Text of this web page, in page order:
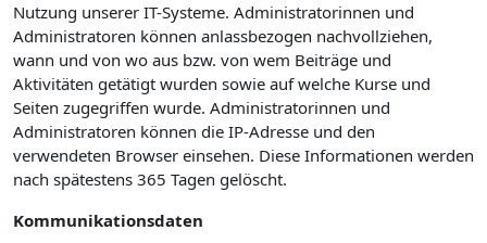
Nutzung unserer IT-Systeme. Administratorinnen und
Administratoren können anlassbezogen nachvollziehen,
wann und von wo aus bzw. von wem Beiträge und
Aktivitäten getätigt wurden sowie auf welche Kurse und
Seiten zugegriffen wurde. Administratorinnen und
Administratoren können die IP-Adresse und den
verwendeten Browser einsehen. Diese Informationen werden
nach spätestens 365 Tagen gelöscht.
Kommunikationsdaten